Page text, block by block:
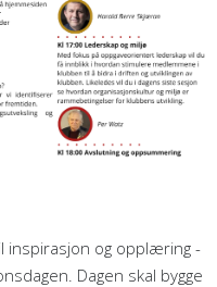
inspirasjon og opplæring -
Dagen skal bygge